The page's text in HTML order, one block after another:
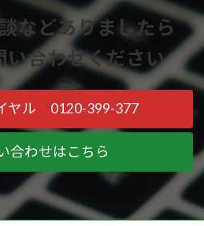
などありましたら
い合わせください
ヤル 0120-399-377
合わせはこちら